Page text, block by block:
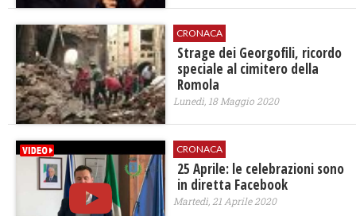
CRONACA
Strage dei Georgofili, ricordo
speciale al cimitero della
Romola
Lunedì, 18 Maggio 2020
CRONACA
25 Aprile: le celebrazioni sono
in diretta Facebook
Martedì, 21 Aprile 2020